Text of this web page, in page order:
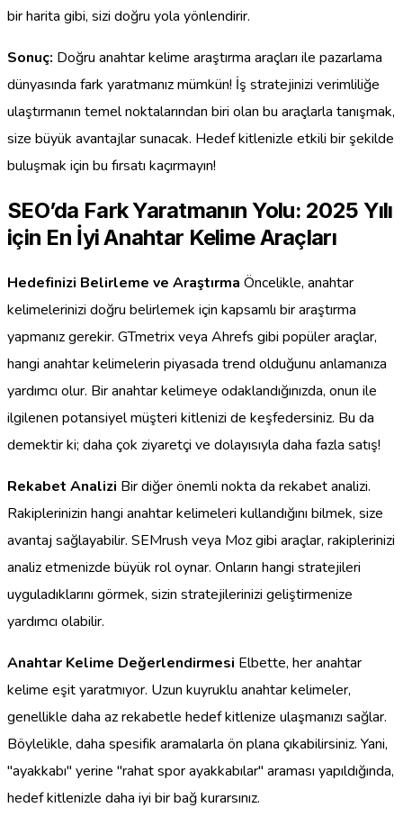
bir harita gibi, sizi doğru yola yönlendirir.
Sonuç: Doğru anahtar kelime araştırma araçları ile pazarlama
dünyasında fark yaratmanız mümkün! İş stratejinizi verimliliğe
ulaştırmanın temel noktalarından biri olan bu araçlarla tanışmak,
size büyük avantajlar sunacak. Hedef kitlenizle etkili bir şekilde
buluşmak için bu fırsatı kaçırmayın!
SEO’da Fark Yaratmanın Yolu: 2025 Yılı
için En İyi Anahtar Kelime Araçları
Hedefinizi Belirleme ve Araştırma Öncelikle, anahtar
kelimelerinizi doğru belirlemek için kapsamlı bir araştırma
yapmanız gerekir. GTmetrix veya Ahrefs gibi popüler araçlar,
hangi anahtar kelimelerin piyasada trend olduğunu anlamanıza
yardımcı olur. Bir anahtar kelimeye odaklandığınızda, onun ile
ilgilenen potansiyel müşteri kitlenizi de keşfedersiniz. Bu da
demektir ki; daha çok ziyaretçi ve dolayısıyla daha fazla satış!
Rekabet Analizi Bir diğer önemli nokta da rekabet analizi.
Rakiplerinizin hangi anahtar kelimeleri kullandığını bilmek, size
avantaj sağlayabilir. SEMrush veya Moz gibi araçlar, rakiplerinizi
analiz etmenizde büyük rol oynar. Onların hangi stratejileri
uyguladıklarını görmek, sizin stratejilerinizi geliştirmenize
yardımcı olabilir.
Anahtar Kelime Değerlendirmesi Elbette, her anahtar
kelime eşit yaratmıyor. Uzun kuyruklu anahtar kelimeler,
genellikle daha az rekabetle hedef kitlenize ulaşmanızı sağlar.
Böylelikle, daha spesifik aramalarla ön plana çıkabilirsiniz. Yani,
"ayakkabı" yerine "rahat spor ayakkabılar" araması yapıldığında,
hedef kitlenizle daha iyi bir bağ kurarsınız.